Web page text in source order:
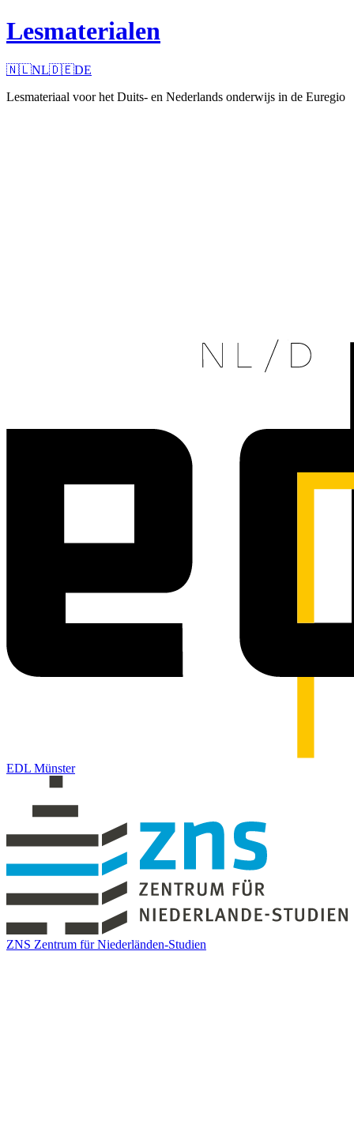
Lesmaterialen
🇳🇱NL🇩🇪DE
Lesmateriaal voor het Duits- en Nederlands onderwijs in de Euregio
EDL Münster
ZNS Zentrum für Niederländen-Studien